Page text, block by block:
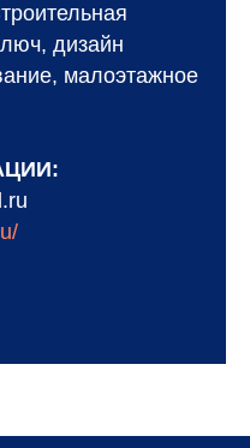
дизайн
малоэтажное